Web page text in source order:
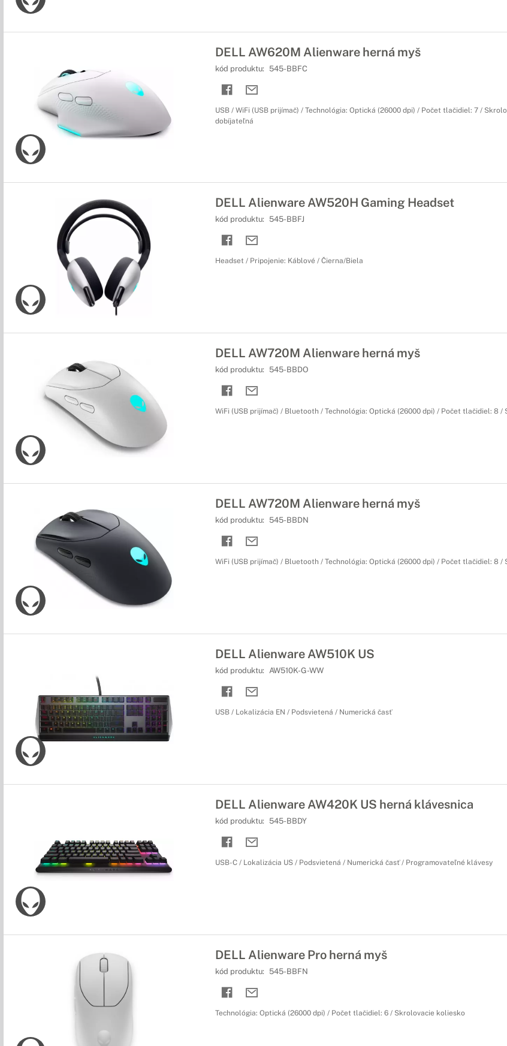
DELL AW620M Alienware herná myš
kód produktu: 545-BBFC
USB / WiFi (USB prijímač) / Technológia: Optická (26000 dpi) / Počet tlačidiel: 7 /
dobíjateľná
DELL Alienware AW520H Gaming Headset
kód produktu: 545-BBFJ
Headset / Pripojenie: Káblové / Čierna/Biela
DELL AW720M Alienware herná myš
kód produktu: 545-BBDO
WiFi (USB prijímač) / Bluetooth / Technológia: Optická (26000 dpi) / Počet tlačidiel: 8 /
DELL AW720M Alienware herná myš
kód produktu: 545-BBDN
WiFi (USB prijímač) / Bluetooth / Technológia: Optická (26000 dpi) / Počet tlačidiel: 8 /
DELL Alienware AW510K US
kód produktu: AW510K-G-WW
USB / Lokalizácia EN / Podsvietená / Numerická časť
DELL Alienware AW420K US herná klávesnica
kód produktu: 545-BBDY
USB-C / Lokalizácia US / Podsvietená / Numerická časť / Programovateľné klávesy
DELL Alienware Pro herná myš
kód produktu: 545-BBFN
Technológia: Optická (26000 dpi) / Počet tlačidiel: 6 / Skrolovacie koliesko